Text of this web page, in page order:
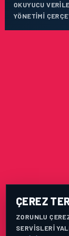
OKUYUCU
YÖNETIMI
ÇEREZ
ZORUNLU
SERVISLERI